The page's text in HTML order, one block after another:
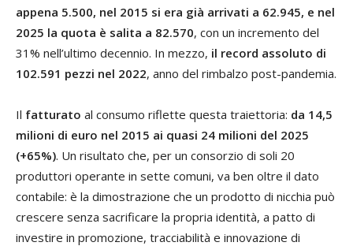
appena 5.500, nel 2015 si era già arrivati a 62.945, e nel
2025 la quota è salita a 82.570, con un incremento del
31% nell’ultimo decennio. In mezzo, il record assoluto di
102.591 pezzi nel 2022, anno del rimbalzo post-pandemia.
Il fatturato al consumo riflette questa traiettoria: da 14,5
milioni di euro nel 2015 ai quasi 24 milioni del 2025
(+65%). Un risultato che, per un consorzio di soli 20
produttori operante in sette comuni, va ben oltre il dato
contabile: è la dimostrazione che un prodotto di nicchia può
crescere senza sacrificare la propria identità, a patto di
investire in promozione, tracciabilità e innovazione di